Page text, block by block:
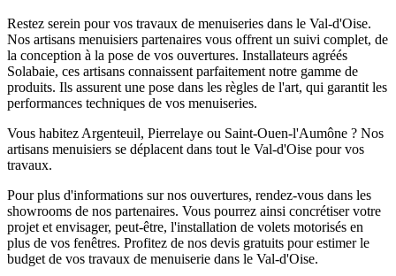
Restez serein pour vos travaux de menuiseries dans le Val-d'Oise.
Nos artisans menuisiers partenaires vous offrent un suivi complet, de
la conception à la pose de vos ouvertures. Installateurs agréés
Solabaie, ces artisans connaissent parfaitement notre gamme de
produits. Ils assurent une pose dans les règles de l'art, qui garantit les
performances techniques de vos menuiseries.
Vous habitez Argenteuil, Pierrelaye ou Saint-Ouen-l'Aumône ? Nos
artisans menuisiers se déplacent dans tout le Val-d'Oise pour vos
travaux.
Pour plus d'informations sur nos ouvertures, rendez-vous dans les
showrooms de nos partenaires. Vous pourrez ainsi concrétiser votre
projet et envisager, peut-être, l'installation de volets motorisés en
plus de vos fenêtres. Profitez de nos devis gratuits pour estimer le
budget de vos travaux de menuiserie dans le Val-d'Oise.